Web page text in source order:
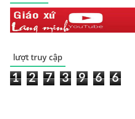
lượt truy cập
1 2 7 3 9 6 6